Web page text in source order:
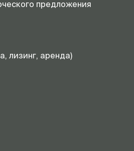
предложения
лизинг, аренда)